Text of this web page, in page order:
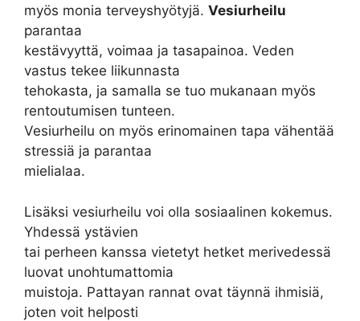
myös monia terveyshyötyjä. Vesiurheilu
parantaa
kestävyyttä, voimaa ja tasapainoa. Veden
vastus tekee liikunnasta
tehokasta, ja samalla se tuo mukanaan myös
rentoutumisen tunteen.
Vesiurheilu on myös erinomainen tapa vähentää
stressiä ja parantaa
mielialaa.
Lisäksi vesiurheilu voi olla sosiaalinen kokemus.
Yhdessä ystävien
tai perheen kanssa vietetyt hetket merivedessä
luovat unohtumattomia
muistoja. Pattayan rannat ovat täynnä ihmisiä,
joten voit helposti